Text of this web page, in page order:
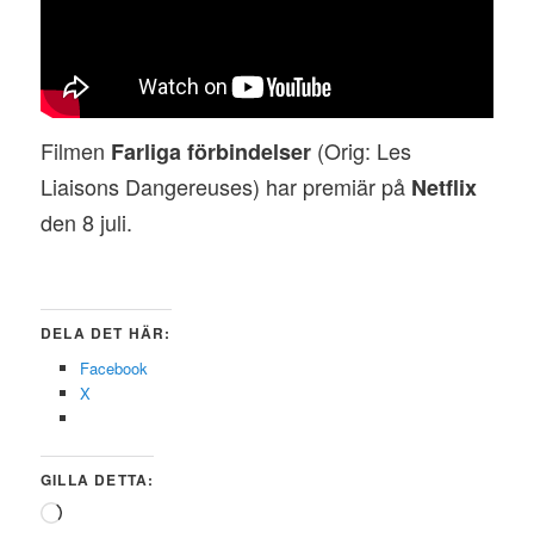
Filmen Farliga förbindelser (Orig: Les
Liaisons Dangereuses) har premiär på Netflix
den 8 juli.
DELA DET HÄR:
Facebook
X
GILLA DETTA:
Laddar